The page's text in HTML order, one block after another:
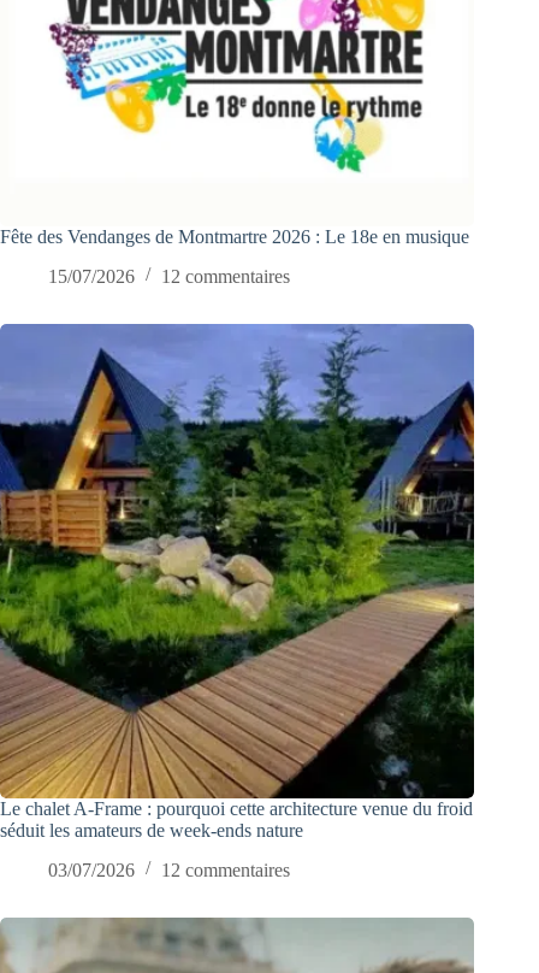
Fête des Vendanges de Montmartre 2026 : Le 18e en musique
15/07/2026
12 commentaires
Le chalet A-Frame : pourquoi cette architecture venue du froid
séduit les amateurs de week-ends nature
03/07/2026
12 commentaires